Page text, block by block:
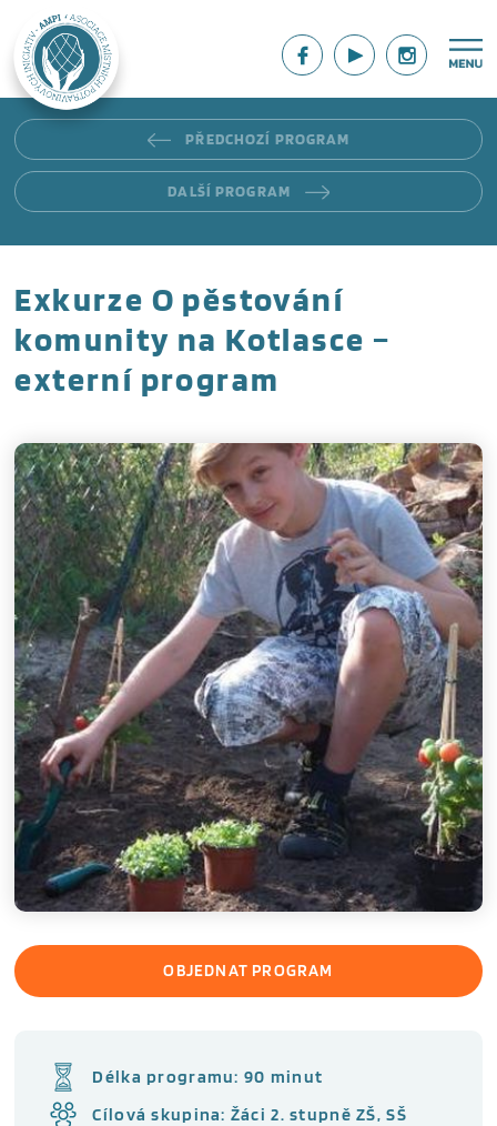
PŘEDCHOZÍ PROGRAM
DALŠÍ PROGRAM
Exkurze O pěstování
komunity na Kotlasce –
externí program
OBJEDNAT PROGRAM
Délka programu: 90 minut
Cílová skupina: Žáci 2. stupně ZŠ, SŠ